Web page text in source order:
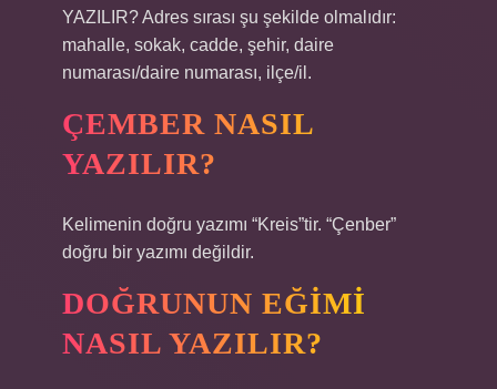
YAZILIR? Adres sırası şu şekilde olmalıdır:
mahalle, sokak, cadde, şehir, daire
numarası/daire numarası, ilçe/il.
ÇEMBER NASIL
YAZILIR?
Kelimenin doğru yazımı “Kreis”tir. “Çenber”
doğru bir yazımı değildir.
DOĞRUNUN EĞIMI
NASIL YAZILIR?